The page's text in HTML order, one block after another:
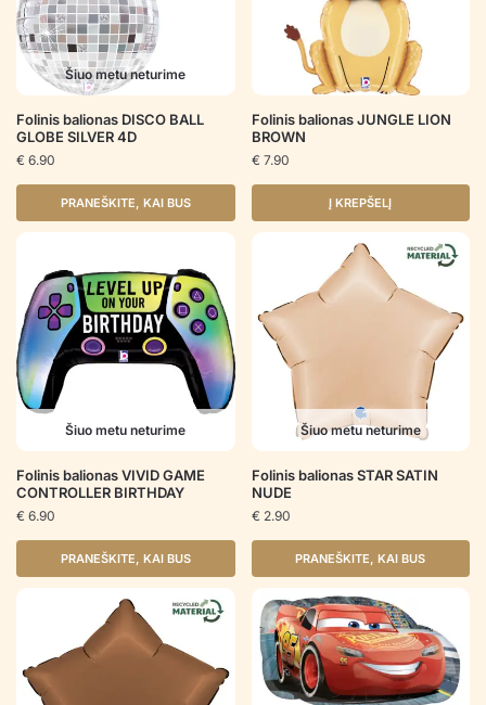
Šiuo metu neturime
Folinis balionas DISCO BALL
GLOBE SILVER 4D
€ 6.90
PRANEŠKITE, KAI BUS
Folinis balionas JUNGLE LION
BROWN
€ 7.90
Į KREPŠELĮ
Šiuo metu neturime
Folinis balionas VIVID GAME
CONTROLLER BIRTHDAY
€ 6.90
PRANEŠKITE, KAI BUS
Šiuo metu neturime
Folinis balionas STAR SATIN
NUDE
€ 2.90
PRANEŠKITE, KAI BUS